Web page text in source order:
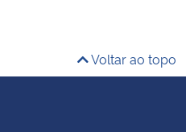
Voltar ao topo